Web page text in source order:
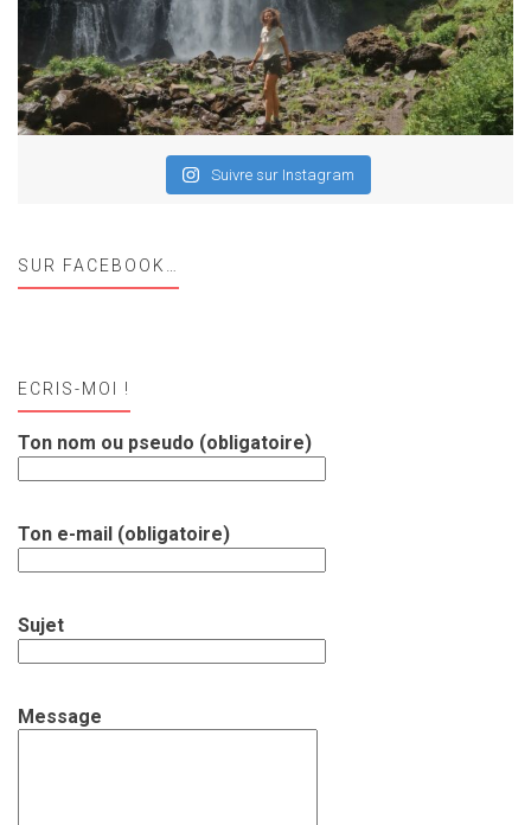
Suivre sur Instagram
SUR FACEBOOK…
ECRIS-MOI !
Ton nom ou pseudo (obligatoire)
Ton e-mail (obligatoire)
Sujet
Message